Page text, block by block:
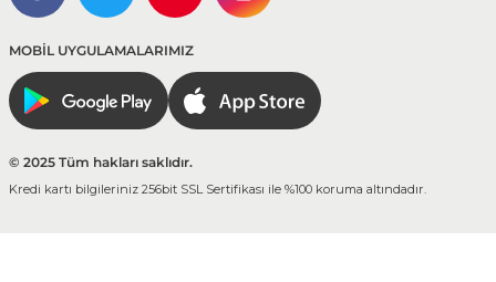
MOBİL UYGULAMALARIMIZ
© 2025 Tüm hakları saklıdır.
Kredi kartı bilgileriniz 256bit SSL Sertifikası ile %100 koruma altındadır.